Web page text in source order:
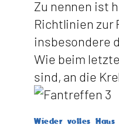
Zu nennen ist
Richtlinien zur
insbesondere
Wie beim
sind, an die
Wieder volles